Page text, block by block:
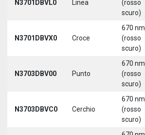
N3701DBVL0 Linea
(rosso
scuro)
N3701DBVX0 Croce
670 nm
(rosso
scuro)
N3703DBV00 Punto
670 nm
(rosso
scuro)
N3703DBVC0 Cerchio
670 nm
(rosso
scuro)